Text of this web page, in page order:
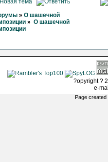
» О шашечной
» О шашечной
?opyright ?
e-
Page